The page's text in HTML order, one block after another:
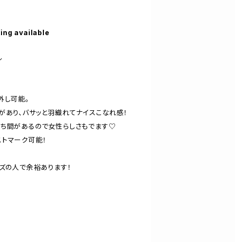
available
し可能。
あり、バサッと羽織れてナイスこなれ感！
間があるので女性らしさもでます♡
マーク可能！
の人で余裕あります！